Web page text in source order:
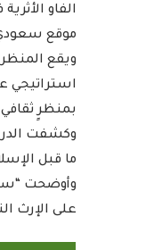
الفاو
موقع سعودي
ويقع
استراتيجي
بمنظرٍ
ما قبل
وأوضحت
على الإرث